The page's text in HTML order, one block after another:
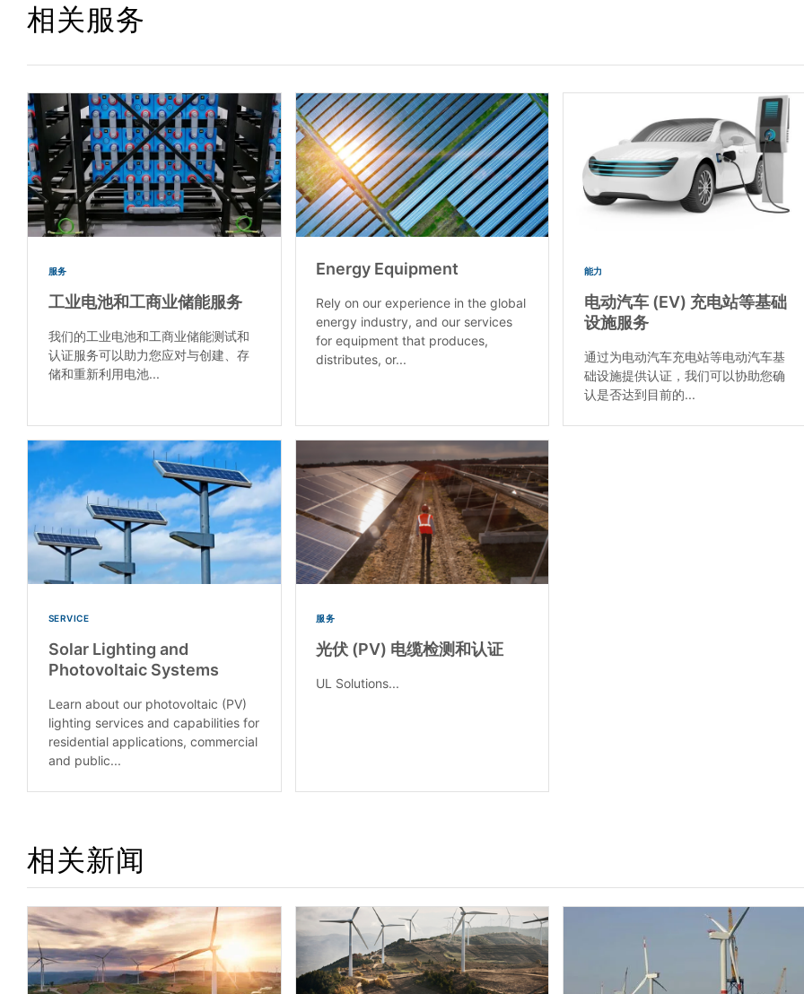
相关服务
服务
工业电池和工商业储能服务
我们的工业电池和工商业储能测试和
认证服务可以助力您应对与创建、存
储和重新利用电池...
Energy Equipment
Rely on our experience in the global
energy industry, and our services
for equipment that produces,
distributes, or...
能力
电动汽车 (EV) 充电站等基础
设施服务
通过为电动汽车充电站等电动汽车基
础设施提供认证，我们可以协助您确
认是否达到目前的...
SERVICE
Solar Lighting and
Photovoltaic Systems
Learn about our photovoltaic (PV)
lighting services and capabilities for
residential applications, commercial
and public...
服务
光伏 (PV) 电缆检测和认证
UL Solutions...
相关新闻